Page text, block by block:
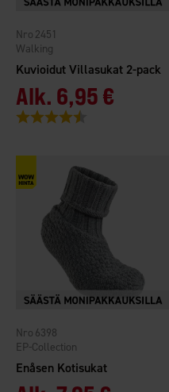
Kuvioidut Villasukat 2-pack
Walking
2451
Alk. 6,95 €
Arvio:
Enåsen Kotisukat
EP-Collection
6398